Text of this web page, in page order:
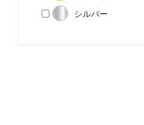
シルバー